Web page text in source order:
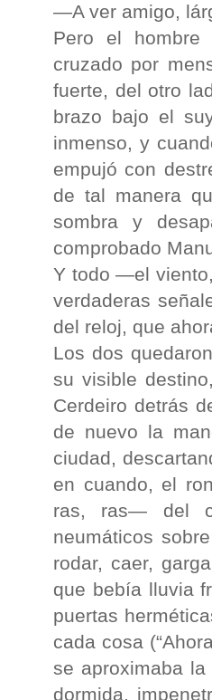
—A ver amigo,
Pero el hombre
cruzado por
fuerte, del otro
brazo bajo el
inmenso, y
empujó con
de tal manera
sombra y
comprobado
Y todo —el
verdaderas
del reloj, que
Los dos
su visible
Cerdeiro detrás
de nuevo la
ciudad,
en cuando, el
ras, ras— del
neumáticos
rodar, caer,
que bebía lluvia
puertas
cada cosa
se aproximaba
dormida,